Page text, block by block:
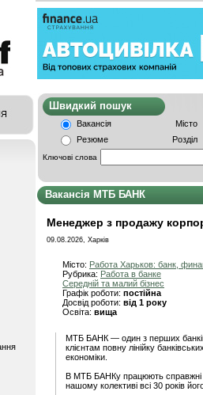
Швидкий
Вакансія
Місто
Резюме
Розділ
Ключові слова
Вакансія МТБ БАНК
Менеджер з продажу
09.08.2026, Харків
Місто: Работа Харьков: банк,
Рубрика: Работа в банке
Середній та малий бізнес
Графік роботи: постійна
Досвід роботи: від 1 року
Освіта: вища
МТБ БАНК — один з перших
клієнтам повну лінійку
економіки.
В МТБ БАНКу працюють справжні
нашому колективі всі 30 років